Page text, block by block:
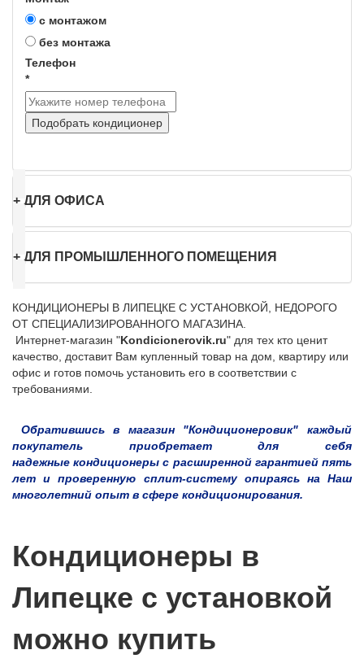
с монтажом
без монтажа
Телефон
*
Подобрать кондиционер
+ ДЛЯ ОФИСА
+ ДЛЯ ПРОМЫШЛЕННОГО ПОМЕЩЕНИЯ
КОНДИЦИОНЕРЫ В ЛИПЕЦКЕ С УСТАНОВКОЙ, НЕДОРОГО
ОТ СПЕЦИАЛИЗИРОВАННОГО МАГАЗИНА.
Интернет-магазин "Kondicionerovik.ru" для тех кто ценит
качество, доставит Вам купленный товар на дом, квартиру или
офис и готов помочь установить его в соответствии с
требованиями.
Обратившись в магазин "Кондиционеровик" каждый
покупатель приобретает для себя
надежные кондиционеры с расширенной гарантией пять
лет и проверенную сплит-систему опираясь на Наш
многолетний опыт в сфере кондиционирования.
Кондиционеры в
Липецке с установкой
можно купить